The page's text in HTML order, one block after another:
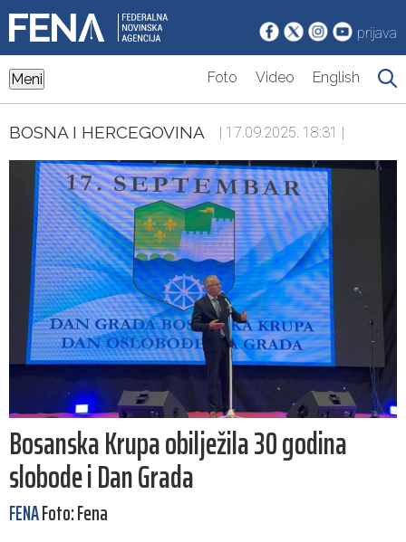
prijava
Meni Foto Video English
BOSNA I HERCEGOVINA | 17.09.2025. 18:31 |
Bosanska Krupa obilježila 30 godina
slobode i Dan Grada
FENAFoto: Fena